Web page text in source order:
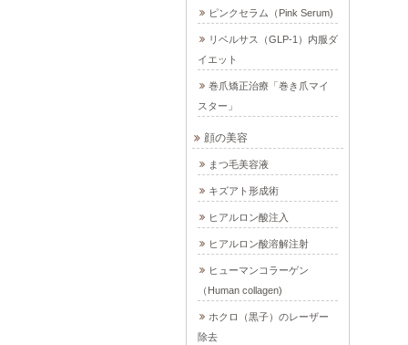
ピンクセラム（Pink Serum)
リベルサス（GLP-1）内服ダ
イエット
巻爪矯正治療「巻き爪マイ
スター」
顔の美容
まつ毛美容液
キズアト形成術
ヒアルロン酸注入
ヒアルロン酸溶解注射
ヒューマンコラーゲン
（Human collagen)
ホクロ（黒子）のレーザー
除去